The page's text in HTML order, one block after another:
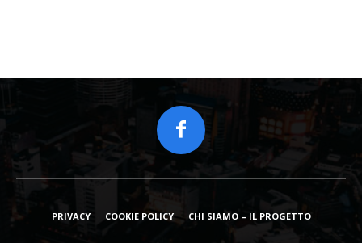
PRIVACY COOKIE POLICY CHI SIAMO – IL PROGETTO